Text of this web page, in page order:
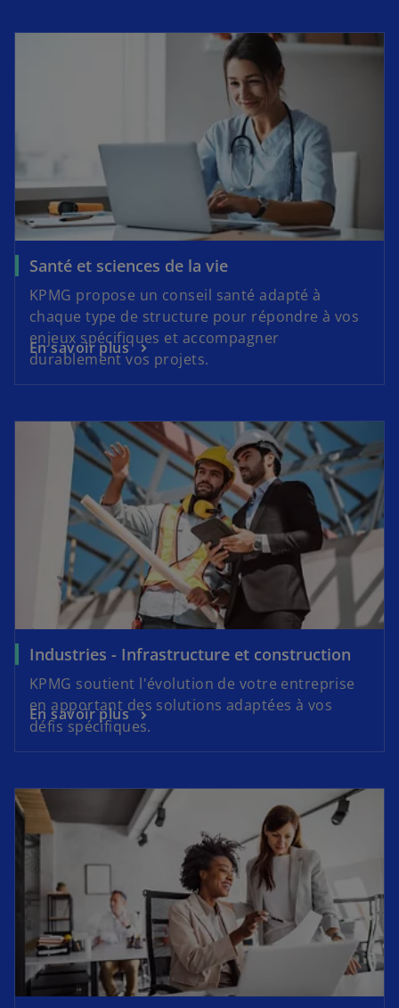
Santé et sciences de la vie
KPMG propose un conseil santé adapté à
chaque type de structure pour répondre à vos
enjeux spécifiques et accompagner
durablement vos projets.
En savoir plus
Industries - Infrastructure et construction
KPMG soutient l'évolution de votre entreprise
en apportant des solutions adaptées à vos
défis spécifiques.
En savoir plus